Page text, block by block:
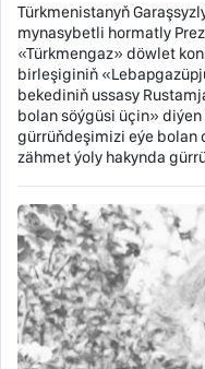
Türkmenistanyň
mynasybetli hormatly
«Türkmengaz» döwlet
birleşiginiň
bekediniň ussasy
bolan söýgüsi üçin»
gürrüňdeşimizi eýe bolan
zähmet ýoly hakynda